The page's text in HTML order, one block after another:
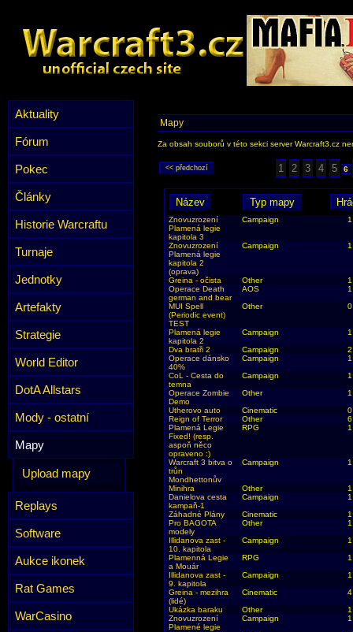
Aktuality
Fórum
Pokec
Články
Historie Warcraftu
Turnaje
Jednotky
Artefakty
Strategie
World Editor
DotA Allstars
Mody - ostatní
Mapy
Upload mapy
Replays
Software
Aukce ikonek
Rat Games
WarCasino
Mapy
Za obsah souborů v této sekci server Warcraft3.cz
1 2 3 4 5 6
Znovuzrození
Plamená legie
kapitola 3
Campaign 1
Znovuzrození
Plamená legie
kapitola 2
(oprava)
Campaign 1
Greina - očista Other
1
Operace Death
german and bear
AOS
1
MUI Spell
(Periodic event)
TEST
Other 0
Plamená legie
kapitola 2
Campaign
1
Dva bratři 2
Campaign
2
Operace dánsko
40%
Campaign
1
CoL - Cesta do
temna
Campaign
1
Operace Zombie
Demo
Other
1
Utherovo auto
Cinematic
0
Reign of Terror
Other
6
Plamená Legie
Fixed! (resp.
aspoň něco
opraveno :)
RPG 1
Warcraft 3 bitva o
trůn
Mondhettonův
Campaign 1
Minihra Other
1
Danielova cesta
kampaň-1
Campaign
1
Záhadné Plány
Cinematic
1
Pro BAGOTA
modely
Other
1
Illidanova zast -
10. kapitola
Campaign
1
Plamenná Legie
a Mouár
RPG
1
Illidanova zast -
9. kapitola
Campaign
1
Greina - mezihra
(lidé)
Cinematic
4
Ukázka baraku
Other
1
Znovuzrození
Plamené legie
Campaign
1